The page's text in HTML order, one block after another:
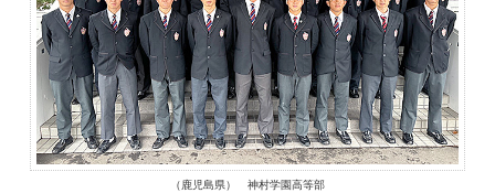
（鹿児島県） 神村学園高等部